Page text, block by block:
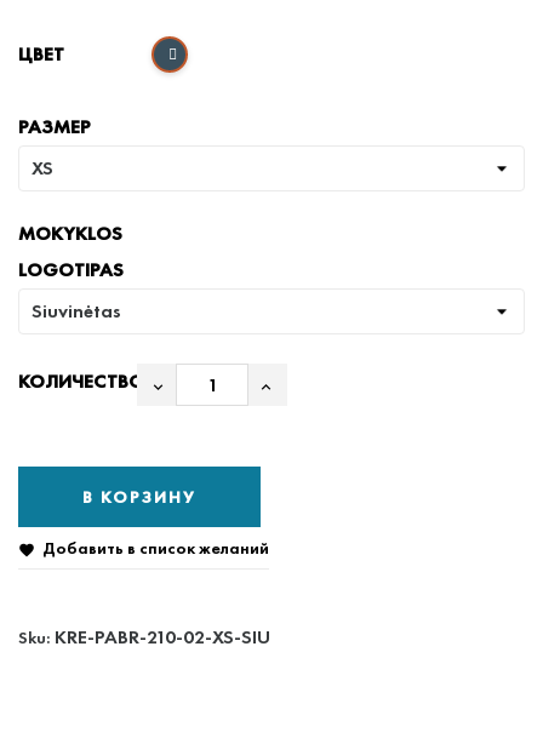
ЦВЕТ
РАЗМЕР
MOKYKLOS
LOGOTIPAS
КОЛИЧЕСТВО
В КОРЗИНУ
 Добавить в список желаний
Sku: KRE-PABR-210-02-XS-SIU